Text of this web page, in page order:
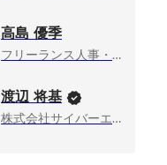
高島 優季
フリーランス人事・PR、インタビューライター、（社）WAOJE TOKYO事務局, メンバー
渡辺 将基
株式会社サイバーエージェント, 新R25編集長